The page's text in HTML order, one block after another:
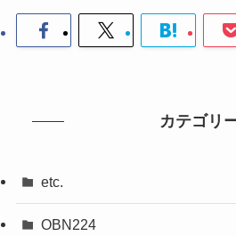
カテゴリ
etc.
OBN224